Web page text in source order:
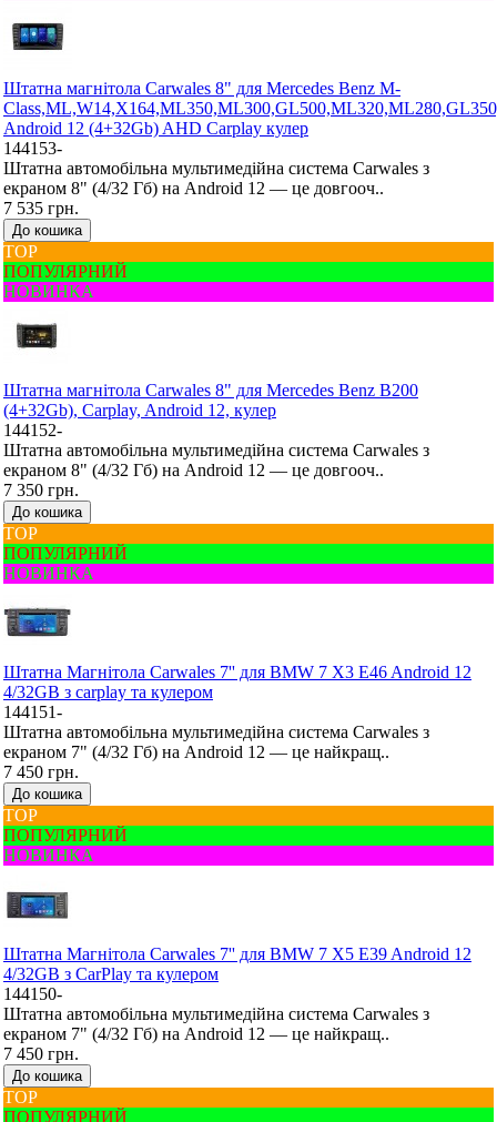
Штатна магнітола Carwales 8" для Mercedes Benz M-
Android 12 (4+32Gb) AHD Carplay кулер
144153-
Штатна автомобільна мультимедійна система Carwales з
екраном 8" (4/32 Гб) на Android 12 — це довгооч..
7 535 грн.
До кошика
ТОР
ПОПУЛЯРНИЙ
НОВИНКА
Штатна магнітола Carwales 8" для Mercedes Benz B200
(4+32Gb), Carplay, Android 12, кулер
144152-
Штатна автомобільна мультимедійна система Carwales з
екраном 8" (4/32 Гб) на Android 12 — це довгооч..
7 350 грн.
До кошика
ТОР
ПОПУЛЯРНИЙ
НОВИНКА
Штатна Mагнітола Carwales 7'' для BMW 7 X3 E46 Android 12
4/32GB з carplay та кулером
144151-
Штатна автомобільна мультимедійна система Carwales з
екраном 7" (4/32 Гб) на Android 12 — це найкращ..
7 450 грн.
До кошика
ТОР
ПОПУЛЯРНИЙ
НОВИНКА
Штатна Mагнітола Carwales 7'' для BMW 7 X5 E39 Android 12
4/32GB з CarPlay та кулером
144150-
Штатна автомобільна мультимедійна система Carwales з
екраном 7" (4/32 Гб) на Android 12 — це найкращ..
7 450 грн.
До кошика
ТОР
ПОПУЛЯРНИЙ